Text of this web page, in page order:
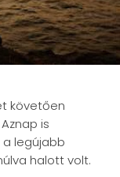
követően
is
legújabb
halott volt.